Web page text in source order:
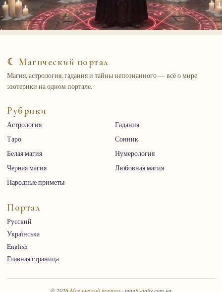
☾ Магический портал
Магия, астрология, гадания и тайны непознанного — всё о мире
эзотерики на одном портале.
Рубрики
Астрология
Гадания
Таро
Сонник
Белая магия
Нумерология
Черная магия
Любовная магия
Народные приметы
Портал
Русский
Українська
English
Главная страница